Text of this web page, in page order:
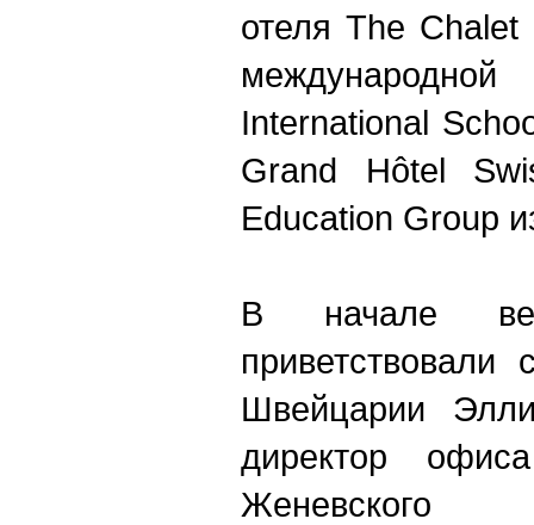
отеля The
International
Grand Hôtel
Education Group
В начале
приветствовали
Швейцарии
директор